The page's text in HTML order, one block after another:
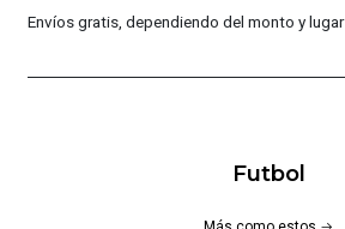
Envíos gratis, dependiendo del monto y
Futbol